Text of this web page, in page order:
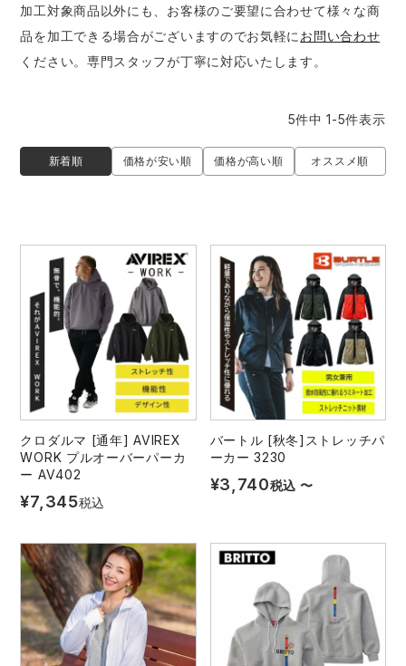
作業用ポロシャツ
作業用小物・アクセサリー
鞄・バッグ
つなぎ
ファン付き作業着・空調服
電熱ウェア・ヒートウェア
TSDESIGN ランキング
コーコス ランキング
アイトス ランキング
ジーベック ランキング
ネーム刺繍・プリント加工対象商品
ニット
ファン付きウェア
ムービンカット グラディエーター
ニオイクリア タカヤ商事
エアークラフト 自重堂
サーヴォ セロリー 大阪支店
アタックベース
中塚被服 イーブンリバー
スターライト工業 東洋物産工業
加工対象商品以外にも、お客様のご要望に合わせて様々な商
品を加工できる場合がございますのでお気軽に お問い合わせ
ください。専門スタッフが丁寧に対応いたします。
新着順 価格が安い順 価格が高い順 オススメ順
5件中 1-5件表示
クロダルマ [通年] AVIREX
WORK プルオーバーパーカ
ー AV402
¥7,345税込
バートル [秋冬]ストレッチパ
ーカー 3230
¥3,740税込 〜